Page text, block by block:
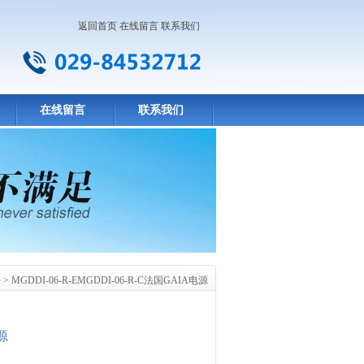
返回首页 在线留言 联系我们
在线留言 联系我们
> MGDDI-06-R-EMGDDI-06-R-C法国GAIA电源